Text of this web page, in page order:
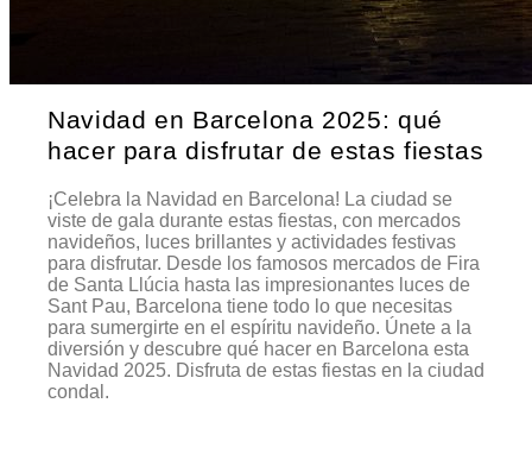
Navidad en Barcelona 2025: qué
hacer para disfrutar de estas fiestas
¡Celebra la Navidad en Barcelona! La ciudad se
viste de gala durante estas fiestas, con mercados
navideños, luces brillantes y actividades festivas
para disfrutar. Desde los famosos mercados de Fira
de Santa Llúcia hasta las impresionantes luces de
Sant Pau, Barcelona tiene todo lo que necesitas
para sumergirte en el espíritu navideño. Únete a la
diversión y descubre qué hacer en Barcelona esta
Navidad 2025. Disfruta de estas fiestas en la ciudad
condal.